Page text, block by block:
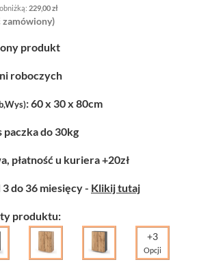
229,00zł
zamówiony)
produkt
roboczych
: 60 x 30 x 80cm
do 30kg
płatność u kuriera +20zł
do 36 miesięcy - Klikij tutaj
produktu:
+3
Opcji